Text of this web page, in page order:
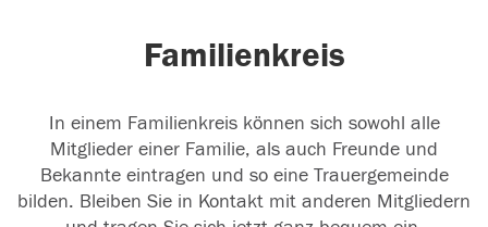
Familienkreis
In einem Familienkreis können sich sowohl alle
Mitglieder einer Familie, als auch Freunde und
Bekannte eintragen und so eine Trauergemeinde
bilden. Bleiben Sie in Kontakt mit anderen Mitgliedern